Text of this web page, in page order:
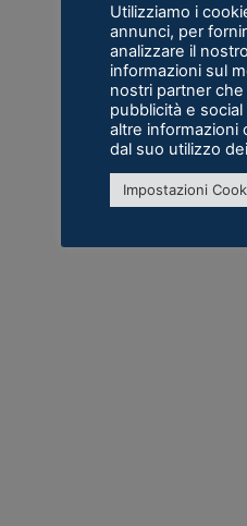
Utilizziamo i
annunci, per
analizzare il
informazioni sul
nostri partner
pubblicità e
altre informazioni
dal suo utilizzo
Impostazioni